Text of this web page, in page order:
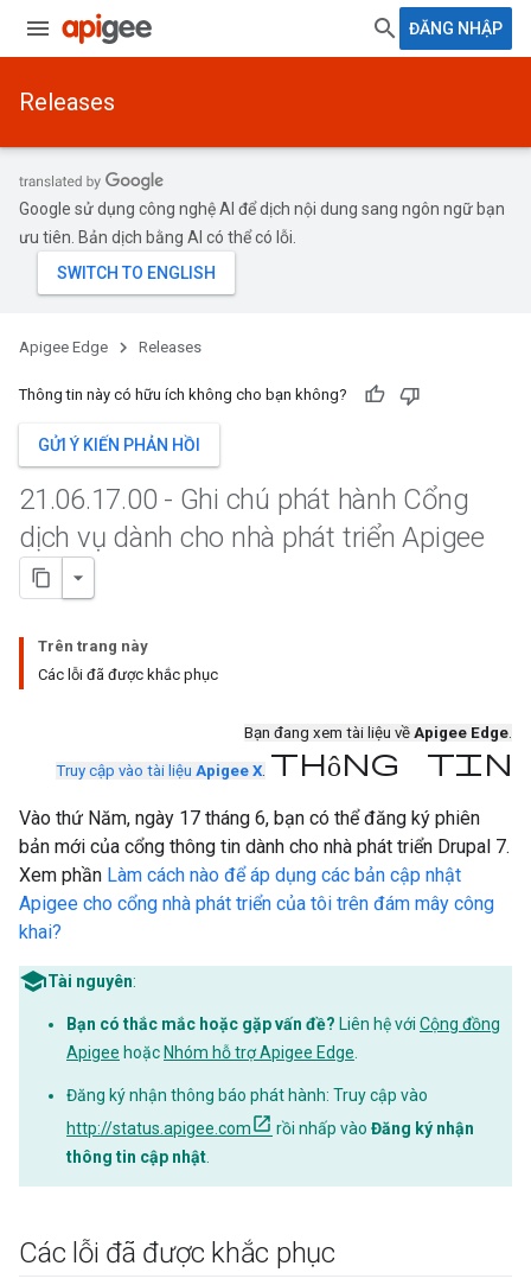
ĐĂNG NHẬP
Releases
Google sử dụng công nghệ AI để dịch nội dung sang ngôn ngữ bạn
ưu tiên. Bản dịch bằng AI có thể có lỗi.
Apigee Edge Releases
Thông tin này có hữu ích không cho bạn không?
GỬI Ý KIẾN PHẢN HỒI
21 .06.17.00 - Ghi chú phát hành Cổng
dịch vụ dành cho nhà phát triển Apigee
Trên trang này
Các lỗi đã được khắc phục
Bạn đang xem tài liệu về Apigee Edge.
Truy cập vào tài liệu Apigee X. Thông tin
Vào thứ Năm, ngày 17 tháng 6, bạn có thể đăng ký phiên
bản mới của cổng thông tin dành cho nhà phát triển Drupal 7.
Xem phần Làm cách nào để áp dụng các bản cập nhật
Apigee cho cổng nhà phát triển của tôi trên đám mây công
khai?
Tài nguyên:
Bạn có thắc mắc hoặc gặp vấn đề? Liên hệ với Cộng đồng
Apigee hoặc Nhóm hỗ trợ Apigee Edge
Đăng ký nhận thông báo phát hành: Truy cập vào
http://status.apigee.com
rồi nhấp vào Đăng ký nhận
thông tin cập nhật
Các lỗi đã được khắc phục